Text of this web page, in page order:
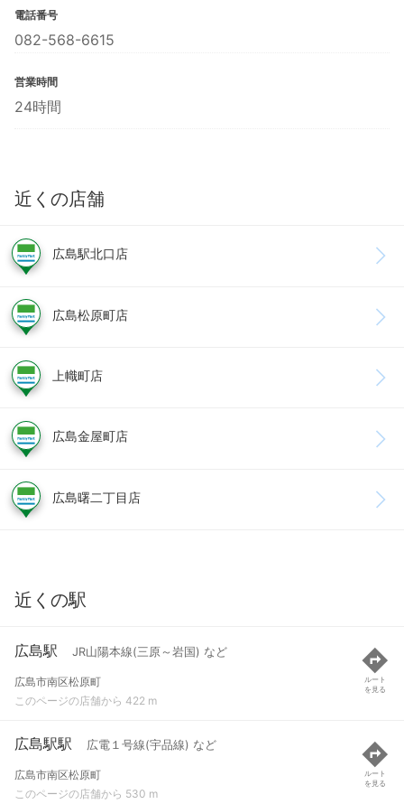
電話番号
082-568-6615
営業時間
24時間
近くの店舗
広島駅北口店
広島松原町店
上幟町店
広島金屋町店
広島曙二丁目店
近くの駅
広島駅 JR山陽本線(三原～岩国) など
広島市南区松原町
このページの店舗から 422 m
ルート
を見る
広島駅駅 広電１号線(宇品線) など
広島市南区松原町
このページの店舗から 530 m
ルート
を見る